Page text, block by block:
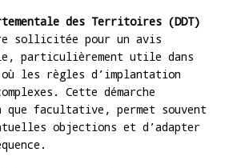
des Territoires (DDT)
sollicitée pour un avis
particulièrement utile dans
les règles d’implantation
Cette démarche
facultative, permet souvent
objections et d’adapter